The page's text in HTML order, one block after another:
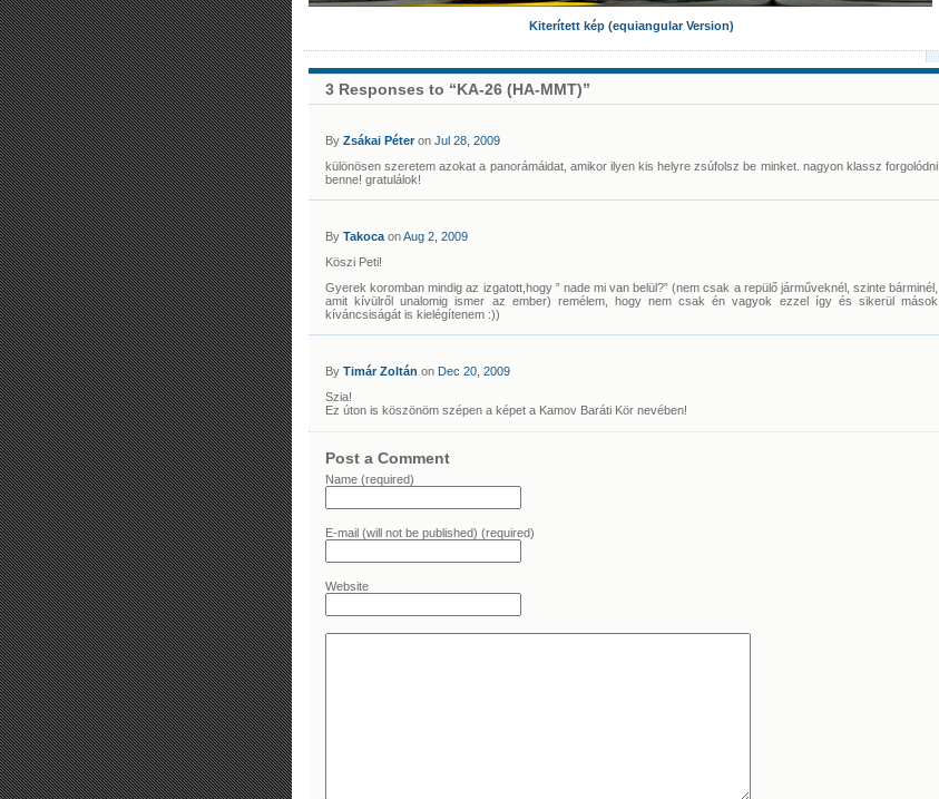
Kiterített kép (equiangular Version)
3 Responses to “KA-26 (HA-MMT)”
By Zsákai Péteron Jul 28, 2009
különösen szeretem azokat a panorámáidat, amikor ilyen kis helyre zsúfolsz be minket. nagyon klassz forgolódni
benne! gratulálok!
By Takoca onAug 2, 2009
Köszi Peti!
Gyerek koromban mindig az izgatott,hogy ” nade mi van belül?” (nem csak a repülő járműveknél, szinte bárminél,
amit kívülről unalomig ismer az ember) remélem, hogy nem csak én vagyok ezzel így és sikerül mások
kíváncsiságát is kielégítenem :))
By Timár Zoltán on Dec 20, 2009
Szia!
Ez úton is köszönöm szépen a képet a Kamov Baráti Kör nevében!
Post a Comment
Name (required)
E-mail (will not be published) (required)
Website